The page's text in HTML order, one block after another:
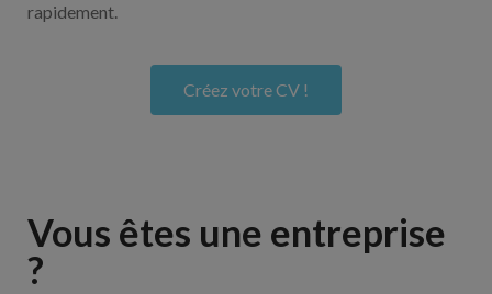
rapidement.
Créez votre CV !
Vous êtes une entreprise
?